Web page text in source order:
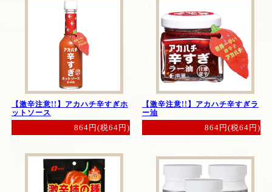
【激辛注意!!】アカハチ辛すぎホ
ットソース
864円(税64円)
【激辛注意!!】アカハチ辛すぎラ
ー油
864円(税64円)